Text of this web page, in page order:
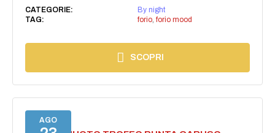
CATEGORIE:
By night
TAG:
forio, forio mood
SCOPRI
AGO